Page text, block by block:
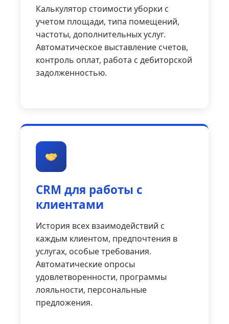
Калькулятор стоимости уборки с
учетом площади, типа помещений,
частоты, дополнительных услуг.
Автоматическое выставление счетов,
контроль оплат, работа с дебиторской
задолженностью.
CRM для работы с
клиентами
История всех взаимодействий с
каждым клиентом, предпочтения в
услугах, особые требования.
Автоматические опросы
удовлетворенности, программы
лояльности, персональные
предложения.